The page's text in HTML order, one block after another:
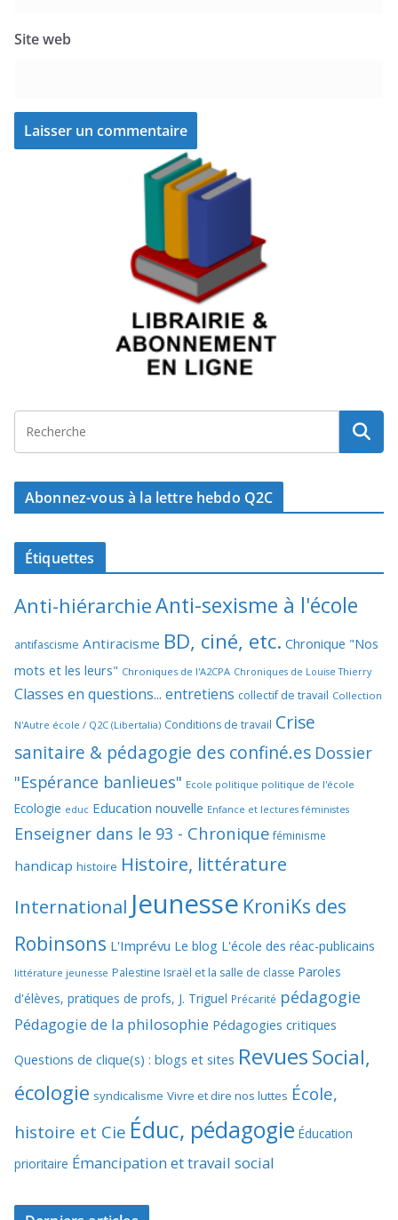
Site web
Abonnez-vous à la lettre hebdo Q2C
Étiquettes
Anti-hiérarchieAnti-sexisme à l'école
antifascisme Antiracisme BD, ciné, etc. Chronique "Nos
mots et les leurs" Chroniques de l'A2CPA Chroniques de Louise Thierry
Classes en questions... entretiens collectif de travail Collection
N'Autre école / Q2C (Libertalia) Conditions de travail Crise
sanitaire & pédagogie des confiné.es Dossier
"Espérance banlieues" Ecole politique politique de l'école
Ecologie educ Education nouvelle Enfance et lectures féministes
Enseigner dans le 93 - Chronique féminisme
handicap histoire Histoire, littérature
International Jeunesse KroniKs des
Robinsons L'Imprévu Le blog L'école des réac-publicains
littérature jeunesse Palestine Israël et la salle de classe Paroles
d'élèves, pratiques de profs, J. Triguel Précarité pédagogie
Pédagogie de la philosophie Pédagogies critiques
Questions de clique(s) : blogs et sites RevuesSocial,
écologie syndicalisme Vivre et dire nos luttes École,
histoire et Cie Éduc, pédagogie Éducation
prioritaire Émancipation et travail social